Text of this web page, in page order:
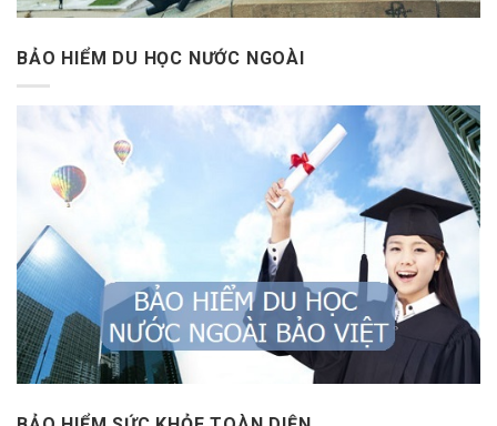
BẢO HIỂM DU HỌC NƯỚC NGOÀI